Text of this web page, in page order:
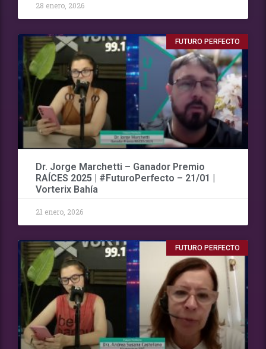
28 enero, 2026
FUTURO PERFECTO
Dr. Jorge Marchetti – Ganador Premio
RAÍCES 2025 | #FuturoPerfecto – 21/01 |
Vorterix Bahía
21 enero, 2026
FUTURO PERFECTO